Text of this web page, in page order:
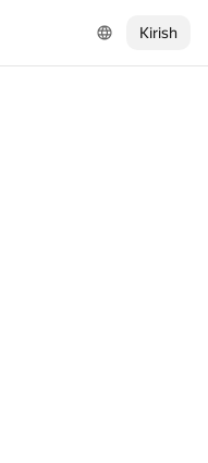
Kirish